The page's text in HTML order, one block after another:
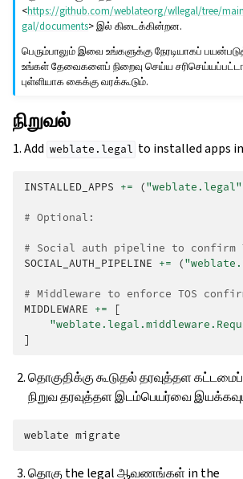
<https://github.com/weblateorg/wllegal/tree/
gal/documents> இல் கிடைக்கின்றன.
பெரும்பாலும் இவை உங்களுக்கு நேரடியாகப்
உங்கள் தேவைகளைப் நிறைவு செய்ய
புள்ளியாக கைக்கு வரக்கூடும்.
நிறுவல்
1. Add weblate.legal to installed apps in
INSTALLED_APPS += ("weblate.legal"
# Optional:
# Social auth pipeline to confirm
SOCIAL_AUTH_PIPELINE += (
# Middleware to enforce TOS
MIDDLEWARE +=
[
]
தொகுதிக்கு கூடுதல் தரவுத்தள
நிறுவ தரவுத்தள இடம்பெயர்வை
weblate
தொகு the legal ஆவணங்கள் in the